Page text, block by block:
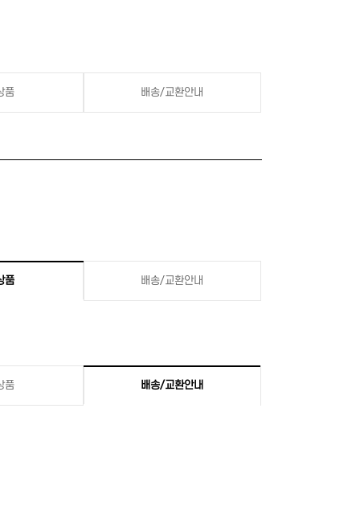
품 배송/교환안내
품 배송/교환안내
품 배송/교환안내